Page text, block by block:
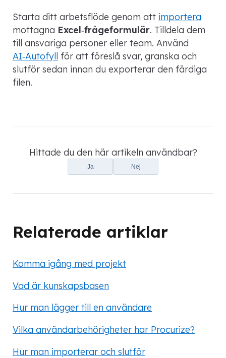
Starta ditt arbetsflöde genom att importera
mottagna Excel‑frågeformulär. Tilldela dem
till ansvariga personer eller team. Använd
AI‑Autofyll för att föreslå svar, granska och
slutför sedan innan du exporterar den färdiga
filen.
Hittade du den här artikeln användbar?
Ja Nej
Relaterade artiklar
Komma igång med projekt
Vad är kunskapsbasen
Hur man lägger till en användare
Vilka användarbehörigheter har Procurize?
Hur man importerar och slutför